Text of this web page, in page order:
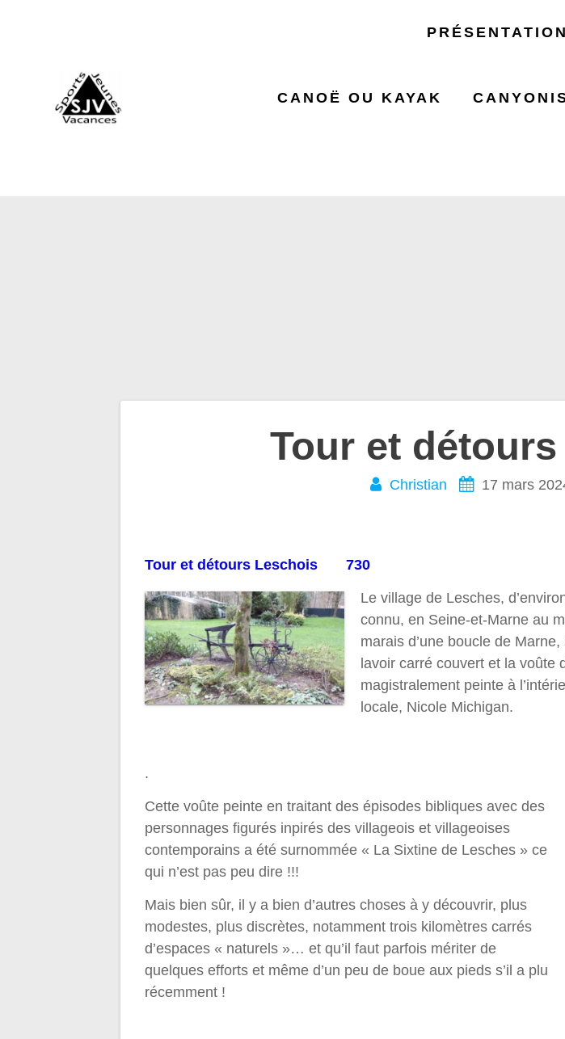
PRÉSENTATION
CANOË OU KAYAK
TOUR ET
Tour et
Christian 17 mars
Tour et détours Leschois 730
Le village de Lesches,
connu, en Seine-et-Marne au
marais d’une boucle de
lavoir carré couvert et la voûte
magistralement peinte à
locale, Nicole Michigan.
.
Cette voûte peinte en traitant des épisodes bibliques avec des
personnages figurés inpirés des villageois et villageoises
contemporains a été surnommée « La Sixtine de Lesches » ce
qui n’est pas peu dire !!!
Mais bien sûr, il y a bien d’autres choses à y découvrir, plus
modestes, plus discrètes, notamment trois kilomètres carrés
d’espaces « naturels »… et qu’il faut parfois mériter de
quelques efforts et même d’un peu de boue aux pieds s’il a plu
récemment !
Navigation